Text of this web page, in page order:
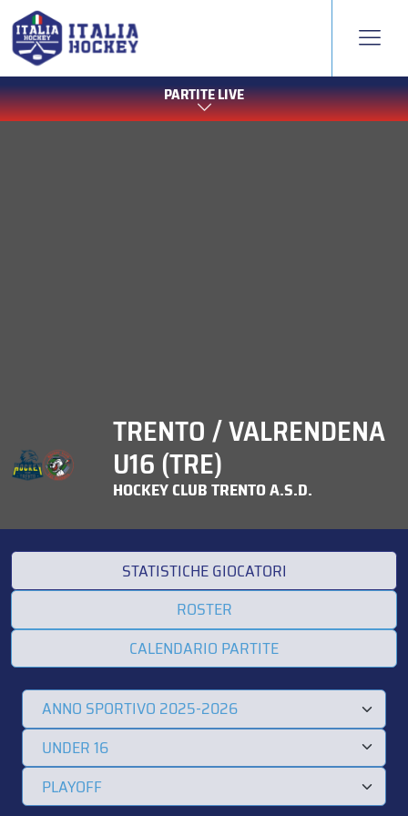
PARTITE LIVE
TRENTO / VALRENDENA
U16 (TRE)
HOCKEY CLUB TRENTO A.S.D.
STATISTICHE GIOCATORI
ROSTER
CALENDARIO PARTITE